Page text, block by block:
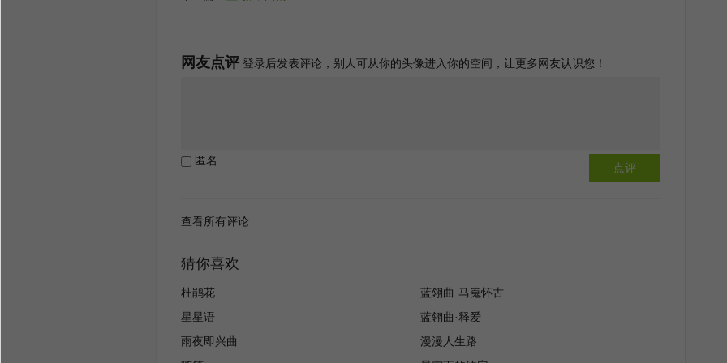
网友点评 登录后发表评论，别人可从你的头像进入你的空间，让更多网友认识您！
点评
匿名
查看所有评论
猜你喜欢
杜鹃花
蓝翎曲·马嵬怀古
星星语
蓝翎曲·释爱
雨夜即兴曲
漫漫人生路